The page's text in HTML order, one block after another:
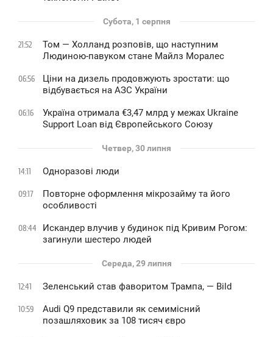
Субота, 1 серпня
21:52
Том — Холланд розповів, що наступним
Людиною-павуком стане Майлз Моралес
06:56
Ціни на дизель продовжують зростати: що
відбувається на АЗС України
06:16
Україна отримала €3,47 млрд у межах Ukraine
Support Loan від Європейського Союзу
Четвер, 30 липня
14:11 Одноразові люди
09:17
Повторне оформлення мікрозайму та його
особливості
08:44
Искандер влучив у будинок під Кривим Рогом:
загинули шестеро людей
Середа, 29 липня
12:41 Зеленський став фаворитом Трампа, — Bild
10:59
Audi Q9 представили як семимісний
позашляховик за 108 тисяч євро